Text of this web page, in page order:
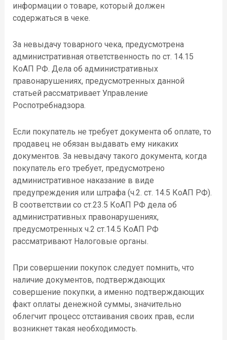
информации о товаре, который должен
содержаться в чеке.
За невыдачу товарного чека, предусмотрена
административная ответственность по ст. 14.15
КоАП РФ. Дела об административных
правонарушениях, предусмотренных данной
статьей рассматривает Управление
Роспотребнадзора.
Если покупатель не требует документа об оплате, то
продавец не обязан выдавать ему никаких
документов. За невыдачу такого документа, когда
покупатель его требует, предусмотрено
административное наказание в виде
предупреждения или штрафа (ч.2. ст. 14.5 КоАП РФ).
В соответствии со ст.23.5 КоАП РФ дела об
административных правонарушениях,
предусмотренных ч.2 ст.14.5 КоАП РФ
рассматривают Налоговые органы.
При совершении покупок следует помнить, что
наличие документов, подтверждающих
совершение покупки, а именно подтверждающих
факт оплаты денежной суммы, значительно
облегчит процесс отстаивания своих прав, если
возникнет такая необходимость.